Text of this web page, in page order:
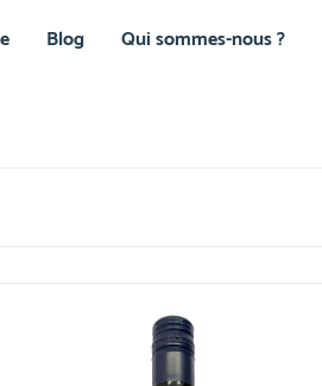
Blog Qui sommes-nous ?